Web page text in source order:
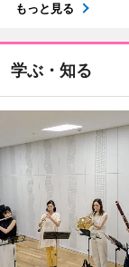
もっと見る
学ぶ・知る